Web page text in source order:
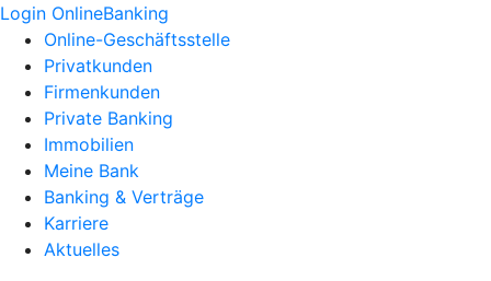
Login OnlineBanking
Online-Geschäftsstelle
Privatkunden
Firmenkunden
Private Banking
Immobilien
Meine Bank
Banking & Verträge
Karriere
Aktuelles